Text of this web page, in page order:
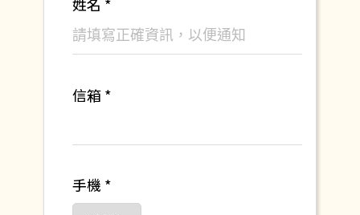
信箱 *
手機 *